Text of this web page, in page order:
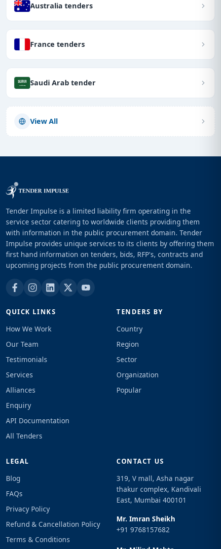
Australia tenders
France tenders
Saudi Arab tender
View All
Tender Impulse is a limited liability firm operating in the
service sector catering to worldwide clients providing them
with information in the public procurement domain. Tender
Impulse provides unique services to its clients by offering them
first hand information on tenders, bids, RFP's, contracts and
upcoming projects from the public procurement domain.
QUICK LINKS
How We Work
Our Team
Testimonials
Services
Alliances
Enquiry
API Documentation
All Tenders
TENDERS BY
Country
Region
Sector
Organization
Popular
LEGAL
Blog
FAQs
Privacy Policy
Refund & Cancellation Policy
Terms & Conditions
CONTACT US
319, V mall, Asha nagar
thakur complex, Kandivali
East, Mumbai 400101
Mr. Imran Sheikh
+91 9768157682